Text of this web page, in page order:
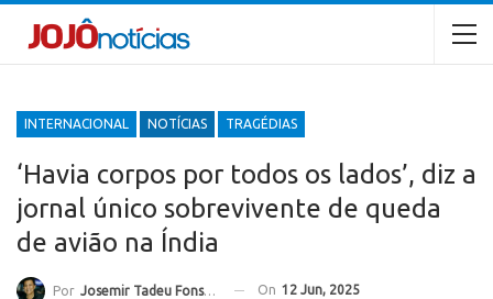
INTERNACIONAL NOTÍCIAS TRAGÉDIAS
‘Havia corpos por todos os lados’, diz a
jornal único sobrevivente de queda
de avião na Índia
Por Josemir Tadeu Fonseca On 12 Jun, 2025